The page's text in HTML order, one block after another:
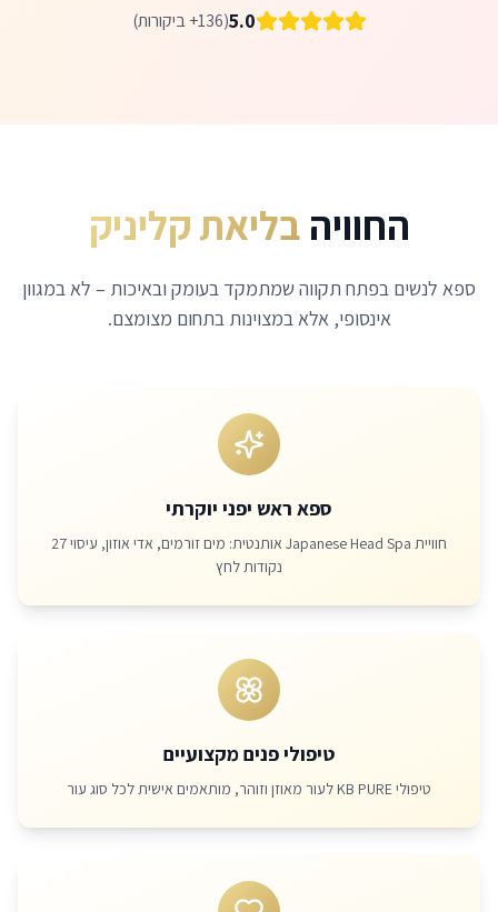
5.0(136+ ביקורות)
החוויה בליאת קליניק
ספא לנשים בפתח תקווה שמתמקד בעומק ובאיכות – לא במגוון
אינסופי, אלא במצוינות בתחום מצומצם.
ספא ראש יפני יוקרתי
חוויית Japanese Head Spa אותנטית: מים זורמים, אדי אוזון, עיסוי 27
נקודות לחץ
טיפולי פנים מקצועיים
טיפולי KB PURE לעור מאוזן וזוהר, מותאמים אישית לכל סוג עור